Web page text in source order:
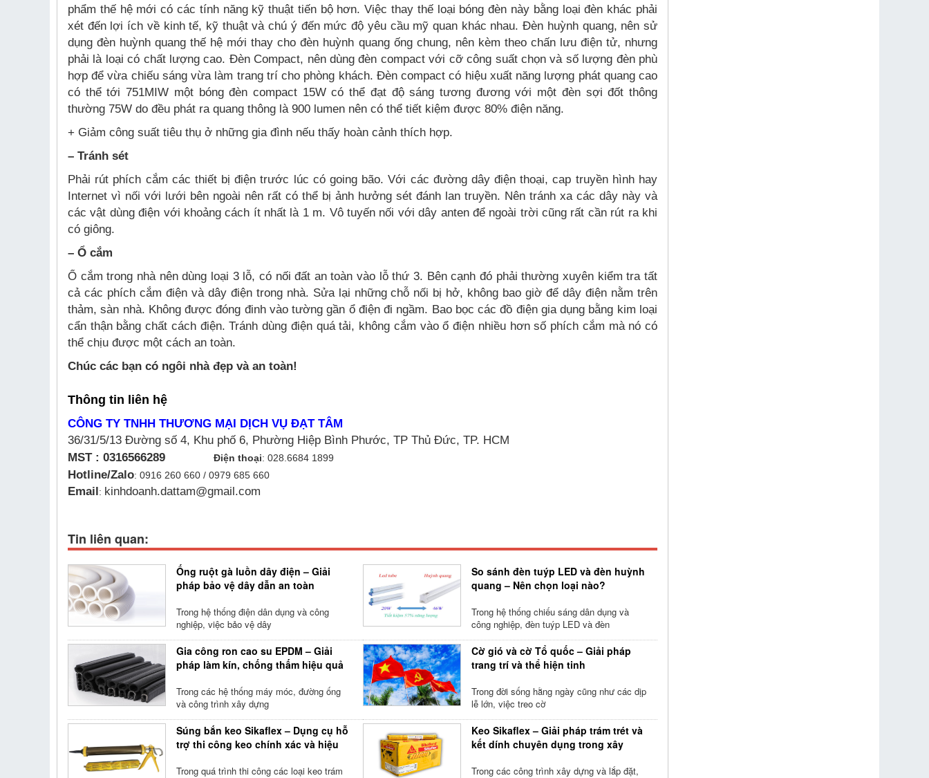
phẩm thế hệ mới có các tính năng kỹ thuật tiến bộ hơn. Việc thay thế loại bóng đèn này bằng loại đèn khác phải
xét đến lợi ích về kinh tế, kỹ thuật và chú ý đến mức độ yêu cầu mỹ quan khác nhau. Đèn huỳnh quang, nên sử
dụng đèn huỳnh quang thế hệ mới thay cho đèn huỳnh quang ống chung, nên kèm theo chấn lưu điện tử, nhưng
phải là loại có chất lượng cao. Đèn Compact, nên dùng đèn compact với cỡ công suất chọn và số lượng đèn phù
hợp để vừa chiếu sáng vừa làm trang trí cho phòng khách. Đèn compact có hiệu xuất năng lượng phát quang cao
có thể tới 751MIW một bóng đèn compact 15W có thể đạt độ sáng tương đương với một đèn sợi đốt thông
thường 75W do đều phát ra quang thông là 900 lumen nên có thể tiết kiệm được 80% điện năng.
+ Giảm công suất tiêu thụ ở những gia đình nếu thấy hoàn cảnh thích hợp.
– Tránh sét
Phải rút phích cắm các thiết bị điện trước lúc có going bão. Với các đường dây điện thoại, cap truyền hình hay
Internet vì nối với lưới bên ngoài nên rất có thể bị ảnh hưởng sét đánh lan truyền. Nên tránh xa các dây này và
các vật dùng điện với khoảng cách ít nhất là 1 m. Vô tuyến nối với dây anten để ngoài trời cũng rất cần rút ra khi
có giông.
– Ổ cắm
Ổ cắm trong nhà nên dùng loại 3 lỗ, có nối đất an toàn vào lỗ thứ 3. Bên cạnh đó phải thường xuyên kiểm tra tất
cả các phích cắm điện và dây điện trong nhà. Sửa lại những chỗ nối bị hở, không bao giờ để dây điện nằm trên
thảm, sàn nhà. Không được đóng đinh vào tường gần ổ điện đi ngầm. Bao bọc các đồ điện gia dụng bằng kim loại
cẩn thận bằng chất cách điện. Tránh dùng điện quá tải, không cắm vào ổ điện nhiều hơn số phích cắm mà nó có
thể chịu được một cách an toàn.
Chúc các bạn có ngôi nhà đẹp và an toàn!
Thông tin liên hệ
CÔNG TY TNHH THƯƠNG MẠI DỊCH VỤ ĐẠT TÂM
36/31/5/13 Đường số 4, Khu phố 6, Phường Hiệp Bình Phước, TP Thủ Đức, TP. HCM
MST : 0316566289 Điện thoại: 028.6684 1899
Hotline/Zalo: 0916 260 660 / 0979 685 660
Email: kinhdoanh.dattam@gmail.com
Tin liên quan:
Ống ruột gà luồn dây điện – Giải
pháp bảo vệ dây dẫn an toàn
Trong hệ thống điện dân dụng và công
nghiệp, việc bảo vệ dây
So sánh đèn tuýp LED và đèn huỳnh
quang – Nên chọn loại nào?
Trong hệ thống chiếu sáng dân dụng và
công nghiệp, đèn tuýp LED và đèn
Gia công ron cao su EPDM – Giải
pháp làm kín, chống thấm hiệu quả
Trong các hệ thống máy móc, đường ống
và công trình xây dựng
Cờ gió và cờ Tổ quốc – Giải pháp
trang trí và thể hiện tinh
Trong đời sống hằng ngày cũng như các dịp
lễ lớn, việc treo cờ
Súng bắn keo Sikaflex – Dụng cụ hỗ
trợ thi công keo chính xác và hiệu
Trong quá trình thi công các loại keo trám
Keo Sikaflex – Giải pháp trám trét và
kết dính chuyên dụng trong xây
Trong các công trình xây dựng và lắp đặt,